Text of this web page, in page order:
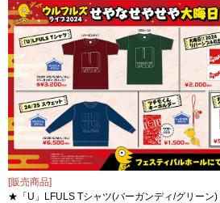
[販売商品]
★「U」LFULS Tシャツ(バーガンディ/グリーン